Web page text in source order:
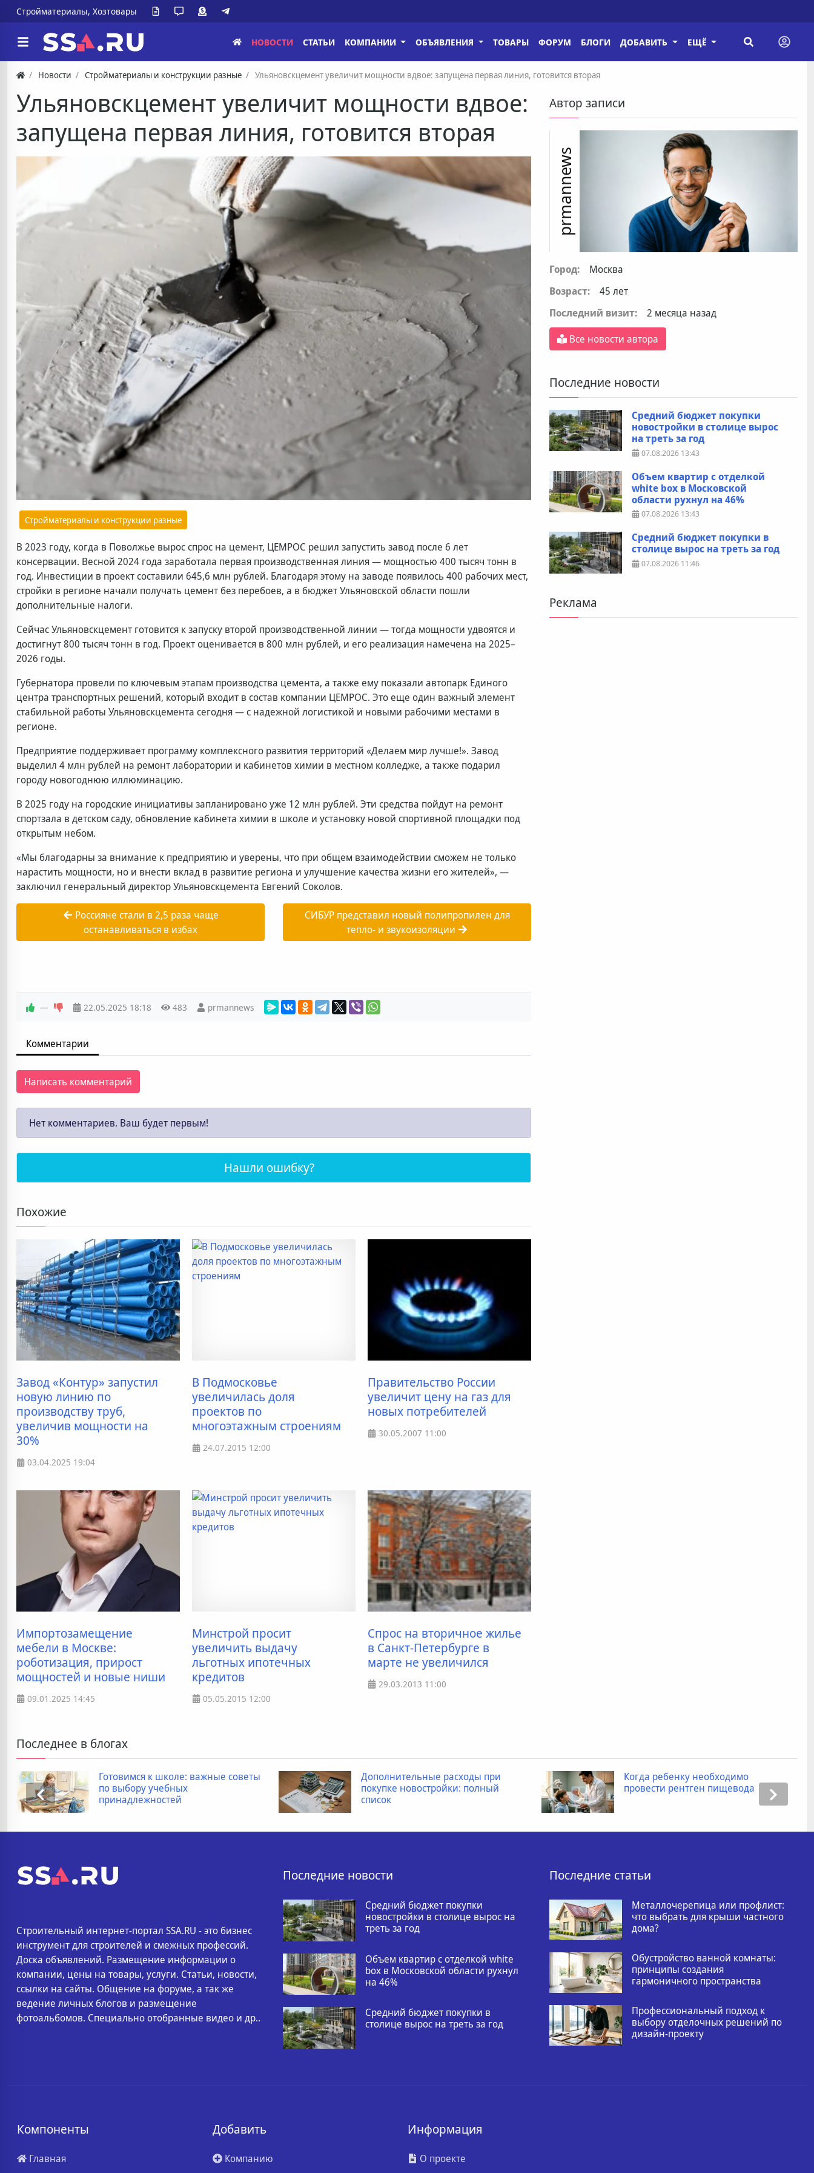
Стройматериалы, Хозтовары
НОВОСТИ СТАТЬИ КОМПАНИИ ОБЪЯВЛЕНИЯ ТОВАРЫ ФОРУМ БЛОГИ ДОБАВИТЬ ЕЩЁ
Новости Стройматериалы и конструкции разные Ульяновскцемент увеличит мощности вдвое: запущена первая линия, готовится вторая
Ульяновскцемент увеличит мощности вдвое:
запущена первая линия, готовится вторая
Стройматериалы и конструкции разные
В 2023 году, когда в Поволжье вырос спрос на цемент, ЦЕМРОС решил запустить завод после 6 лет
консервации. Весной 2024 года заработала первая производственная линия — мощностью 400 тысяч тонн в
год. Инвестиции в проект составили 645,6 млн рублей. Благодаря этому на заводе появилось 400 рабочих мест,
стройки в регионе начали получать цемент без перебоев, а в бюджет Ульяновской области пошли
дополнительные налоги.
Сейчас Ульяновскцемент готовится к запуску второй производственной линии — тогда мощности удвоятся и
достигнут 800 тысяч тонн в год. Проект оценивается в 800 млн рублей, и его реализация намечена на 2025–
2026 годы.
Губернатора провели по ключевым этапам производства цемента, а также ему показали автопарк Единого
центра транспортных решений, который входит в состав компании ЦЕМРОС. Это еще один важный элемент
стабильной работы Ульяновскцемента сегодня — с надежной логистикой и новыми рабочими местами в
регионе.
Предприятие поддерживает программу комплексного развития территорий «Делаем мир лучше!». Завод
выделил 4 млн рублей на ремонт лаборатории и кабинетов химии в местном колледже, а также подарил
городу новогоднюю иллюминацию.
В 2025 году на городские инициативы запланировано уже 12 млн рублей. Эти средства пойдут на ремонт
спортзала в детском саду, обновление кабинета химии в школе и установку новой спортивной площадки под
открытым небом.
«Мы благодарны за внимание к предприятию и уверены, что при общем взаимодействии сможем не только
нарастить мощности, но и внести вклад в развитие региона и улучшение качества жизни его жителей», —
заключил генеральный директор Ульяновскцемента Евгений Соколов.
Россияне стали в 2,5 раза чаще
останавливаться в избах
СИБУР представил новый полипропилен для
тепло- и звукоизоляции
— 22.05.2025 18:18 483 prmannews
Комментарии
Написать комментарий
Нет комментариев. Ваш будет первым!
Нашли ошибку?
Похожие
Завод «Контур» запустил
новую линию по
производству труб,
увеличив мощности на
30%
03.04.2025 19:04
В Подмосковье
увеличилась доля
проектов по
многоэтажным строениям
24.07.2015 12:00
Правительство России
увеличит цену на газ для
новых потребителей
30.05.2007 11:00
Импортозамещение
мебели в Москве:
роботизация, прирост
мощностей и новые ниши
09.01.2025 14:45
Минстрой просит
увеличить выдачу
льготных ипотечных
кредитов
05.05.2015 12:00
Спрос на вторичное жилье
в Санкт-Петербурге в
марте не увеличился
29.03.2013 11:00
Автор записи
prmannews
Город:
Москва
Возраст:
45 лет
Последний визит:
2 месяца назад
Все новости автора
Последние новости
Средний бюджет покупки
новостройки в столице вырос
на треть за год
07.08.2026 13:43
Объем квартир с отделкой
white box в Московской
области рухнул на 46%
07.08.2026 13:43
Средний бюджет покупки в
столице вырос на треть за год
07.08.2026 11:46
Реклама
Последнее в блогах
Дополнительные расходы при
покупке новостройки: полный
список
Когда ребенку необходимо
провести рентген пищевода
Промокоды для Яндекс Маркета:
как получить скидку при заказе
Строительный интернет-портал SSA.RU - это бизнес
инструмент для строителей и смежных профессий.
Доска объявлений. Размещение информации о
компании, цены на товары, услуги. Статьи, новости,
ссылки на сайты. Общение на форуме, а так же
ведение личных блогов и размещение
фотоальбомов. Специально отобранные видео и др..
Последние новости
Средний бюджет покупки
новостройки в столице вырос на
треть за год
Объем квартир с отделкой white
box в Московской области рухнул
на 46%
Средний бюджет покупки в
столице вырос на треть за год
Последние статьи
Металлочерепица или профлист:
что выбрать для крыши частного
дома?
Обустройство ванной комнаты:
принципы создания
гармоничного пространства
Профессиональный подход к
выбору отделочных решений по
дизайн-проекту
Компоненты
Главная
Добавить
Компанию
Информация
О проекте